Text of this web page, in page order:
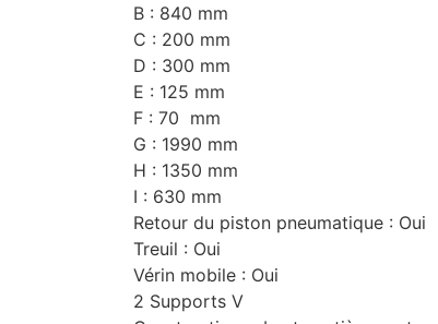
B : 840 mm
C : 200 mm
D : 300 mm
E : 125 mm
F : 70 mm
G : 1990 mm
H : 1350 mm
I : 630 mm
Retour du piston pneumatique : Oui
Treuil : Oui
Vérin mobile : Oui
2 Supports V